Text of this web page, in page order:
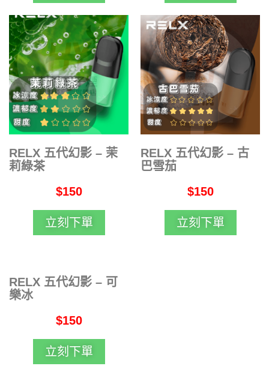
RELX 五代幻影 – 茉
莉綠茶
$150
立刻下單
RELX 五代幻影 – 古
巴雪茄
$150
立刻下單
RELX 五代幻影 – 可
樂冰
$150
立刻下單